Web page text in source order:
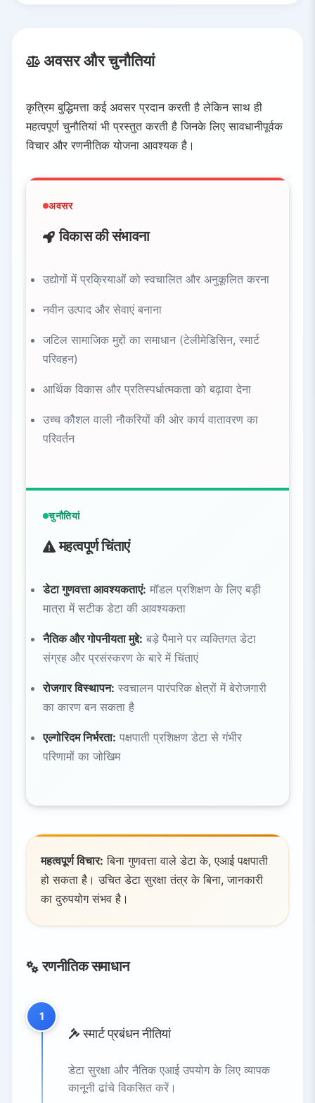
अवसर और चुनौतियां
कृत्रिम बुद्धिमत्ता कई अवसर प्रदान करती है लेकिन साथ ही
महत्वपूर्ण चुनौतियां भी प्रस्तुत करती है जिनके लिए सावधानीपूर्वक
विचार और रणनीतिक योजना आवश्यक है।
अवसर
विकास की संभावना
उद्योगों में प्रक्रियाओं को स्वचालित और अनुकूलित करना
नवीन उत्पाद और सेवाएं बनाना
जटिल सामाजिक मुद्दों का समाधान (टेलीमेडिसिन, स्मार्ट
परिवहन)
आर्थिक विकास और प्रतिस्पर्धात्मकता को बढ़ावा देना
उच्च कौशल वाली नौकरियों की ओर कार्य वातावरण का
परिवर्तन
चुनौतियां
महत्वपूर्ण चिंताएं
डेटा गुणवत्ता आवश्यकताएं: मॉडल प्रशिक्षण के लिए बड़ी
मात्रा में सटीक डेटा की आवश्यकता
नैतिक और गोपनीयता मुद्दे: बड़े पैमाने पर व्यक्तिगत डेटा
संग्रह और प्रसंस्करण के बारे में चिंताएं
रोजगार विस्थापन: स्वचालन पारंपरिक क्षेत्रों में बेरोजगारी
का कारण बन सकता है
एल्गोरिदम निर्भरता: पक्षपाती प्रशिक्षण डेटा से गंभीर
परिणामों का जोखिम
महत्वपूर्ण विचार: बिना गुणवत्ता वाले डेटा के, एआई पक्षपाती
हो सकता है। उचित डेटा सुरक्षा तंत्र के बिना, जानकारी
का दुरुपयोग संभव है।
रणनीतिक समाधान
1
स्मार्ट प्रबंधन नीतियां
डेटा सुरक्षा और नैतिक एआई उपयोग के लिए व्यापक
कानूनी ढांचे विकसित करें।